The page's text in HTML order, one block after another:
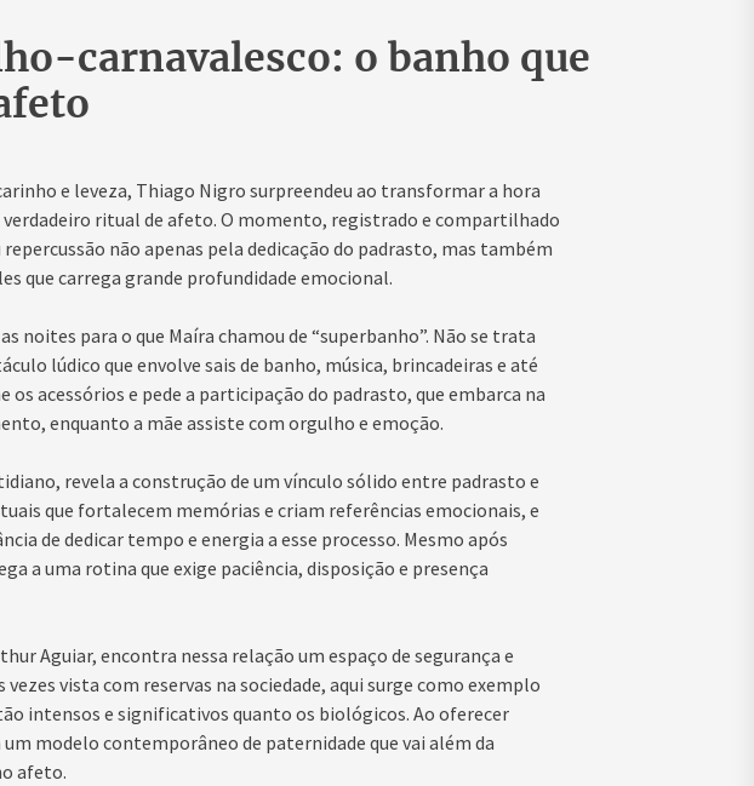
carnavalesco: o banho que
e leveza, Thiago Nigro surpreendeu ao transformar a hora
verdadeiro ritual de afeto. O momento, registrado e compartilhado
não apenas pela dedicação do padrasto, mas também
que carrega grande profundidade emocional.
noites para o que Maíra chamou de “superbanho”. Não se trata
lúdico que envolve sais de banho, música, brincadeiras e até
os acessórios e pede a participação do padrasto, que embarca na
enquanto a mãe assiste com orgulho e emoção.
revela a construção de um vínculo sólido entre padrasto e
que fortalecem memórias e criam referências emocionais, e
de dedicar tempo e energia a esse processo. Mesmo após
a uma rotina que exige paciência, disposição e presença
Aguiar, encontra nessa relação um espaço de segurança e
vista com reservas na sociedade, aqui surge como exemplo
intensos e significativos quanto os biológicos. Ao oferecer
modelo contemporâneo de paternidade que vai além da
afeto.